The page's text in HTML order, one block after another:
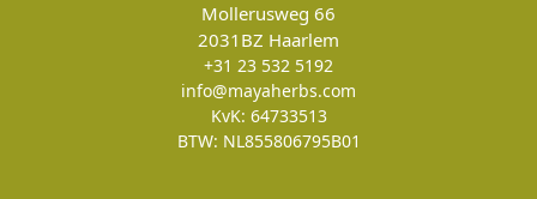
Mollerusweg 66
2031BZ Haarlem
+31 23 532 5192
info@mayaherbs.com
KvK: 64733513
BTW: NL855806795B01